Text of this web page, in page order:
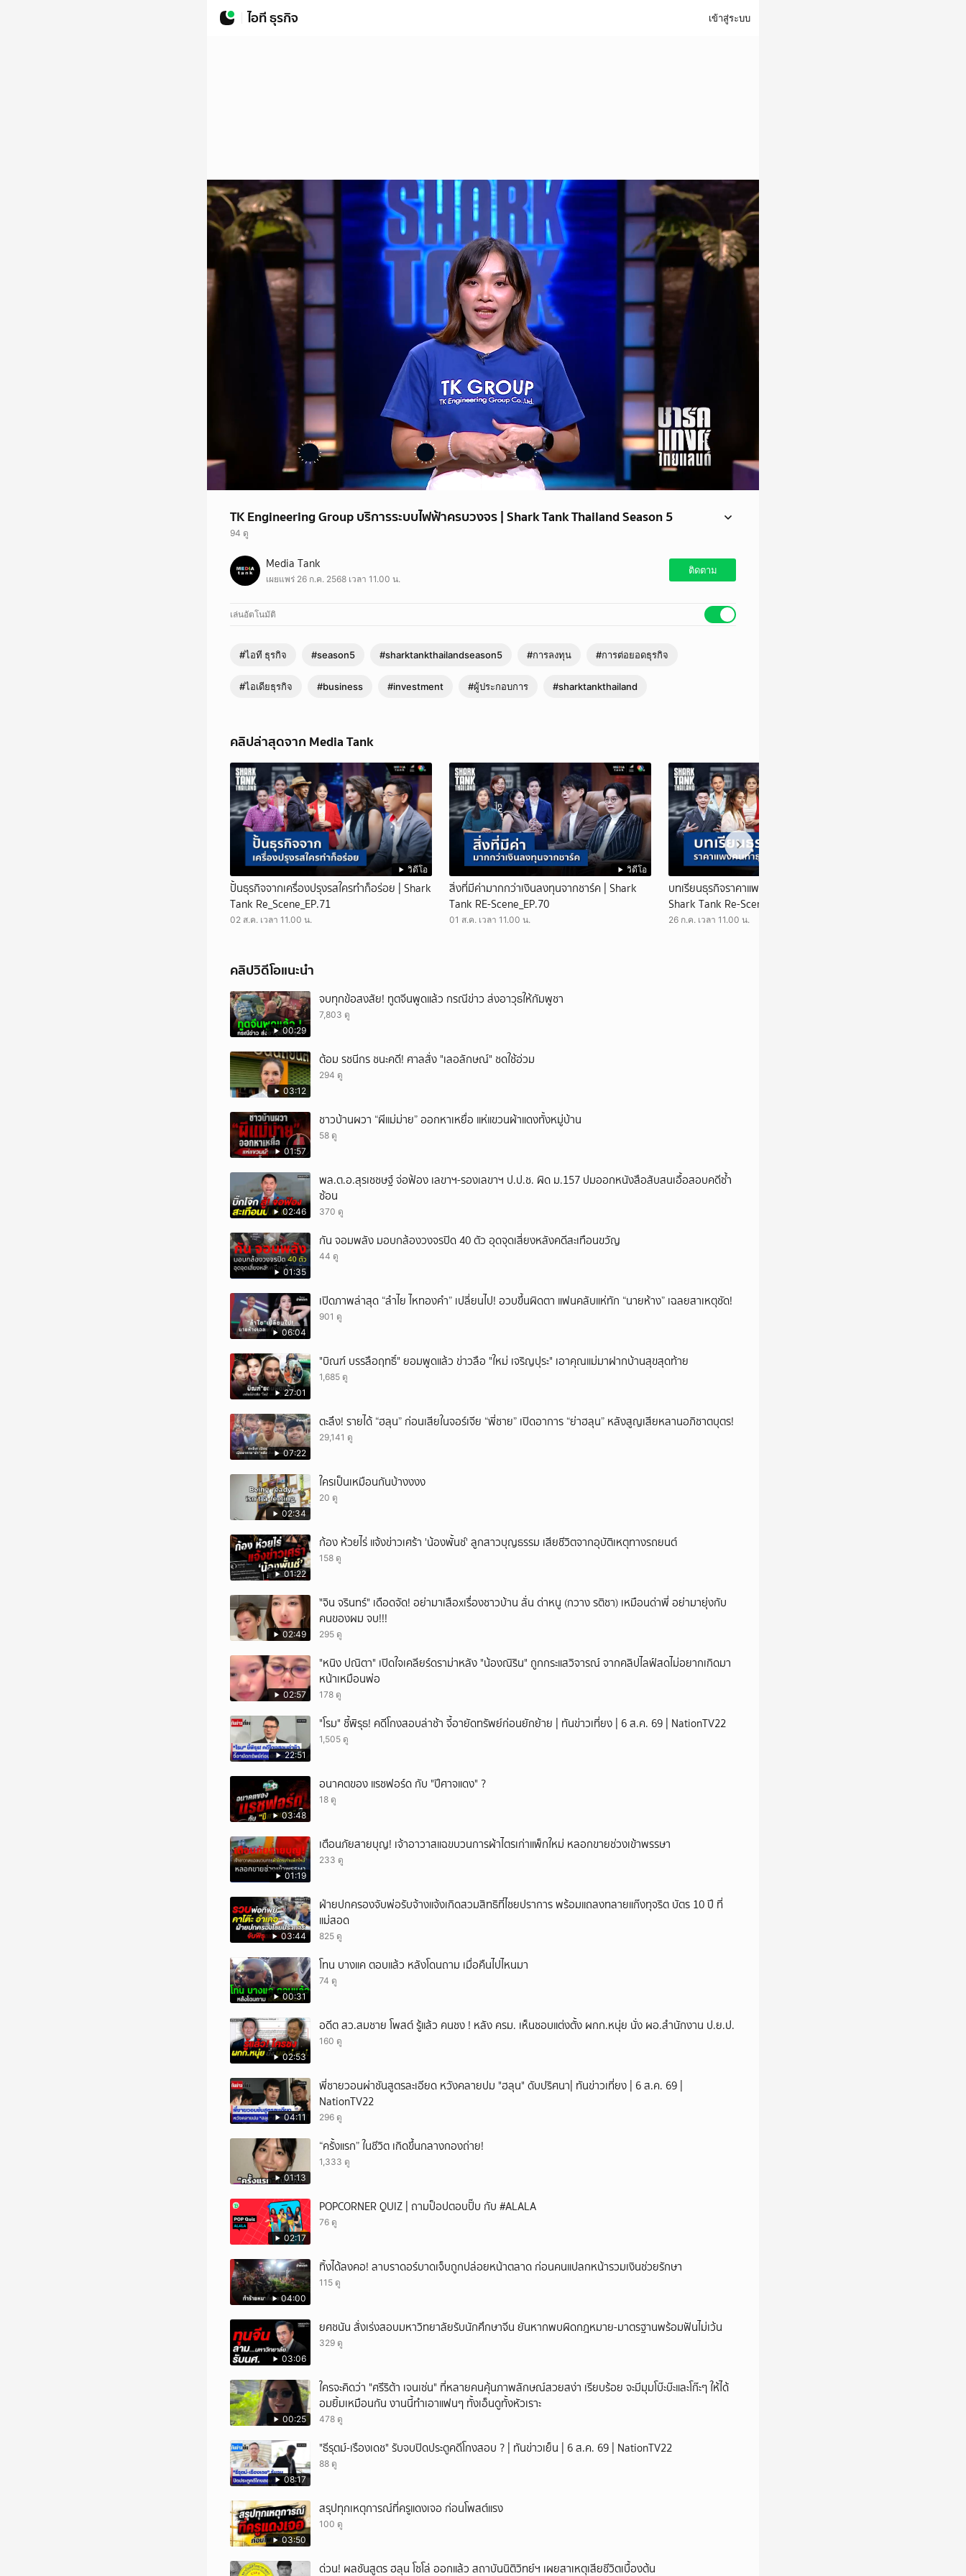
ไอที ธุรกิจ เข้าสู่ระบบ
TK Engineering Group บริการระบบไฟฟ้าครบวงจร | Shark Tank Thailand Season 5
94 ดู
ช่องทางการติดตามและรับข้อมูลข่าวสารเพิ่มเติม
Facebook : sharktankthailand
Instagram : sharktankthailand
TikTok : sharktankthailand
Media Tank
เผยแพร่ 26 ก.ค. 2568 เวลา 11.00 น.
ติดตาม
เล่นอัตโนมัติ
#ไอที ธุรกิจ #season5 #sharktankthailandseason5 #การลงทุน #การต่อยอดธุรกิจ
#ไอเดียธุรกิจ #business #investment #ผู้ประกอบการ #sharktankthailand
คลิปล่าสุดจาก Media Tank
วิดีโอ
ปั้นธุรกิจจากเครื่องปรุงรสใครทำก็อร่อย | Shark
Tank Re_Scene_EP.71
02 ส.ค. เวลา 11.00 น.
วิดีโอ
สิ่งที่มีค่ามากกว่าเงินลงทุนจากชาร์ค | Shark
Tank RE-Scene_EP.70
01 ส.ค. เวลา 11.00 น.
บทเรียนธุรกิจราคาแพง!! คนทำธุรกิจต้องรู้ |
Shark Tank Re-Scene_EP.69
26 ก.ค. เวลา 11.00 น.
คลิปวิดีโอแนะนำ
00:29
จบทุกข้อสงสัย! ทูตจีนพูดแล้ว กรณีข่าว ส่งอาวุธให้กัมพูชา
7,803 ดู
03:12
ต้อม รชนีกร ชนะคดี! ศาลสั่ง "เลอลักษณ์" ชดใช้อ่วม
294 ดู
01:57
ชาวบ้านผวา “ผีแม่ม่าย” ออกหาเหยื่อ แห่แขวนผ้าแดงทั้งหมู่บ้าน
58 ดู
02:46
พล.ต.อ.สุรเชชษฐ์ จ่อฟ้อง เลขาฯ-รองเลขาฯ ป.ป.ช. ผิด ม.157 ปมออกหนังสือสับสนเอื้อสอบคดีซ้ำ
ซ้อน
370 ดู
01:35
กัน จอมพลัง มอบกล้องวงจรปิด 40 ตัว อุดจุดเสี่ยงหลังคดีสะเทือนขวัญ
44 ดู
06:04
เปิดภาพล่าสุด “ลำไย ไหทองคำ” เปลี่ยนไป! อวบขึ้นผิดตา แฟนคลับแห่ทัก “นายห้าง” เฉลยสาเหตุชัด!
901 ดู
27:01
"บิณฑ์ บรรลือฤทธิ์" ยอมพูดแล้ว ข่าวลือ "ใหม่ เจริญปุระ" เอาคุณแม่มาฝากบ้านสุขสุดท้าย
1,685 ดู
07:22
ตะลึง! รายได้ “ฮลุน” ก่อนเสียในจอร์เจีย “พี่ชาย” เปิดอาการ “ย่าฮลุน” หลังสูญเสียหลานอภิชาตบุตร!
29,141 ดู
02:34
ใครเป็นเหมือนกันบ้างงงง
20 ดู
01:22
ก้อง ห้วยไร่ แจ้งข่าวเศร้า 'น้องพั้นช์' ลูกสาวบุญธรรม เสียชีวิตจากอุบัติเหตุทางรถยนต์
158 ดู
02:49
ั่"จิน จรินทร์" เดือดจัด! อย่ามาเสือxเรื่องชาวบ้าน ลั่น ด่าหนู (กวาง รติชา) เหมือนด่าพี่ อย่ามายุ่งกับ
คนของผม จบ!!!
295 ดู
02:57
"หนิง ปณิตา" เปิดใจเคลียร์ดราม่าหลัง "น้องณิริน" ถูกกระแสวิจารณ์ จากคลิปไลฟ์สดไม่อยากเกิดมา
หน้าเหมือนพ่อ
178 ดู
22:51
"โรม" ชี้พิรุธ! คดีโกงสอบล่าช้า จี้อายัดทรัพย์ก่อนยักย้าย | ทันข่าวเที่ยง | 6 ส.ค. 69 | NationTV22
1,505 ดู
03:48
อนาคตของ แรชฟอร์ด กับ "ปีศาจแดง" ?
18 ดู
01:19
เตือนภัยสายบุญ! เจ้าอาวาสแฉขบวนการผ้าไตรเก่าแพ็กใหม่ หลอกขายช่วงเข้าพรรษา
233 ดู
03:44
ฝ่ายปกครองจับพ่อรับจ้างแจ้งเกิดสวมสิทธิที่ไชยปราการ พร้อมแถลงทลายแก๊งทุจริต บัตร 10 ปี ที่
แม่สอด
825 ดู
00:31
โทน บางแค ตอบแล้ว หลังโดนถาม เมื่อคืนไปไหนมา
74 ดู
02:53
อดีต สว.สมชาย โพสต์ รู้แล้ว คนชง ! หลัง ครม. เห็นชอบแต่งตั้ง ผกก.หนุ่ย นั่ง ผอ.สำนักงาน ป.ย.ป.
160 ดู
04:11
พี่ชายวอนผ่าชันสูตรละเอียด หวังคลายปม "ฮลุน" ดับปริศนา| ทันข่าวเที่ยง | 6 ส.ค. 69 |
NationTV22
296 ดู
01:13
“ครั้งแรก” ในชีวิต เกิดขึ้นกลางกองถ่าย!
1,333 ดู
02:17
POPCORNER QUIZ | ถามป็อปตอบปั๊บ กับ #ALALA
76 ดู
04:00
ทิ้งได้ลงคอ! ลาบราดอร์บาดเจ็บถูกปล่อยหน้าตลาด ก่อนคนแปลกหน้ารวมเงินช่วยรักษา
115 ดู
03:06
ยศชนัน สั่งเร่งสอบมหาวิทยาลัยรับนักศึกษาจีน ยันหากพบผิดกฎหมาย-มาตรฐานพร้อมฟันไม่เว้น
329 ดู
00:25
ใครจะคิดว่า "ศรีริต้า เจนเซ่น" ที่หลายคนคุ้นภาพลักษณ์สวยสง่า เรียบร้อย จะมีมุมโบ๊ะบ๊ะและโก๊ะๆ ให้ได้
อมยิ้มเหมือนกัน งานนี้ทำเอาแฟนๆ ทั้งเอ็นดูทั้งหัวเราะ
478 ดู
08:17
"ธีรุตม์-เรืองเดช" รับจบปิดประตูคดีโกงสอบ ? | ทันข่าวเย็น | 6 ส.ค. 69 | NationTV22
88 ดู
03:50
สรุปทุกเหตุการณ์ที่ครูแดงเจอ ก่อนโพสต์แรง
100 ดู
ด่วน! ผลชันสูตร ฮลุน โซโล่ ออกแล้ว สถาบันนิติวิทย์ฯ เผยสาเหตุเสียชีวิตเบื้องต้น